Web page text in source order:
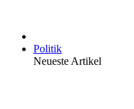
Politik
Neueste Artikel